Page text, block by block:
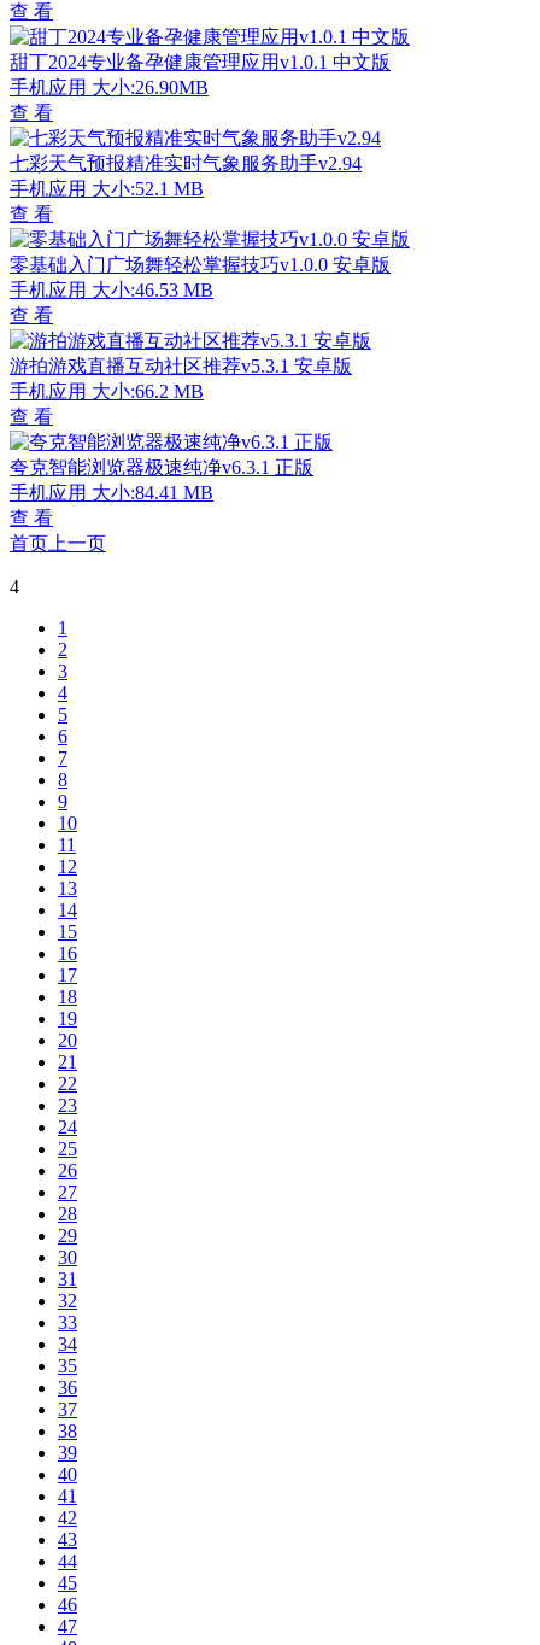
查 看
甜丁2024专业备孕健康管理应用v1.0.1 中文版
手机应用 大小:26.90MB
查 看
七彩天气预报精准实时气象服务助手v2.94
手机应用 大小:52.1 MB
查 看
零基础入门广场舞轻松掌握技巧v1.0.0 安卓版
手机应用 大小:46.53 MB
查 看
游拍游戏直播互动社区推荐v5.3.1 安卓版
手机应用 大小:66.2 MB
查 看
夸克智能浏览器极速纯净v6.3.1 正版
手机应用 大小:84.41 MB
查 看
首页 上一页
4
1
2
3
4
5
6
7
8
9
10
11
12
13
14
15
16
17
18
19
20
21
22
23
24
25
26
27
28
29
30
31
32
33
34
35
36
37
38
39
40
41
42
43
44
45
46
47